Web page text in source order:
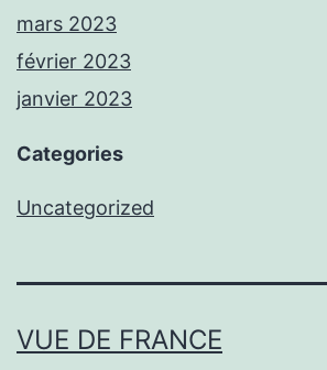
mars 2023
février 2023
janvier 2023
Categories
Uncategorized
VUE DE FRANCE